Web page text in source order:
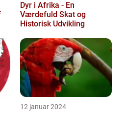
Dyr i Afrika - En
Værdefuld Skat og
Historisk Udvikling
12 januar 2024